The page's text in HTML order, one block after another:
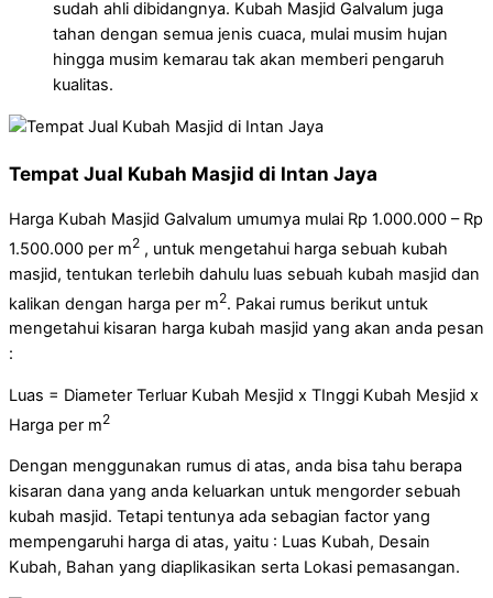
sudah ahli dibidangnya. Kubah Masjid Galvalum juga
tahan dengan semua jenis cuaca, mulai musim hujan
hingga musim kemarau tak akan memberi pengaruh
kualitas.
Tempat Jual Kubah Masjid di Intan Jaya
Harga Kubah Masjid Galvalum umumya mulai Rp 1.000.000 – Rp
1.500.000 per m2 , untuk mengetahui harga sebuah kubah
masjid, tentukan terlebih dahulu luas sebuah kubah masjid dan
kalikan dengan harga per m2. Pakai rumus berikut untuk
mengetahui kisaran harga kubah masjid yang akan anda pesan
:
Luas = Diameter Terluar Kubah Mesjid x TInggi Kubah Mesjid x
Harga per m2
Dengan menggunakan rumus di atas, anda bisa tahu berapa
kisaran dana yang anda keluarkan untuk mengorder sebuah
kubah masjid. Tetapi tentunya ada sebagian factor yang
mempengaruhi harga di atas, yaitu : Luas Kubah, Desain
Kubah, Bahan yang diaplikasikan serta Lokasi pemasangan.